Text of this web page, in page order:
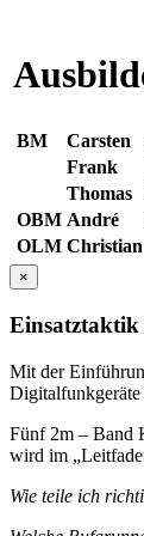
BM Carsten
Frank
Thomas
OBM André
OLM Christian
×
Mit der
Digitalfunkgeräte
Fünf 2m – Band
wird im
Wie teile ich